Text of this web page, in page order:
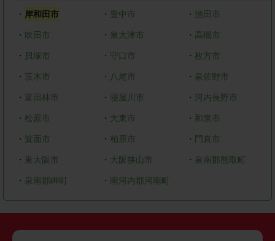
・ 岸和田市 ・ 豊中市 ・ 池田市
・ 吹田市 ・ 泉大津市 ・ 高槻市
・ 貝塚市 ・ 守口市 ・枚方市
・ 茨木市 ・ 八尾市 ・ 泉佐野市
・ 富田林市 ・ 寝屋川市 ・ 河内長野市
・ 松原市 ・ 大東市 ・ 和泉市
・ 箕面市 ・ 柏原市 ・ 門真市
・ 東大阪市 ・ 大阪狭山市 ・ 泉南郡熊取町
・ 泉南郡岬町 ・ 南河内郡河南町